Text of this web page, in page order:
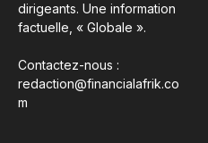
dirigeants. Une information
factuelle, « Globale ».
Contactez-nous :
redaction@financialafrik.co
m